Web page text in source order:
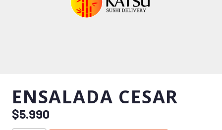
ENSALADA CESAR
$5.990